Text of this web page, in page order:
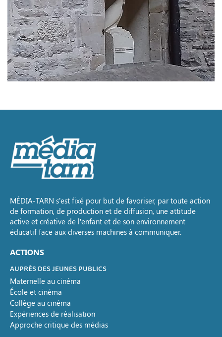
MÉDIA-TARN s’est fixé pour but de favoriser, par toute action
de formation, de production et de diffusion, une attitude
active et créative de l’enfant et de son environnement
éducatif face aux diverses machines à communiquer.
ACTIONS
AUPRÈS DES JEUNES PUBLICS
Maternelle au cinéma
École et cinéma
Collège au cinéma
Expériences de réalisation
Approche critique des médias